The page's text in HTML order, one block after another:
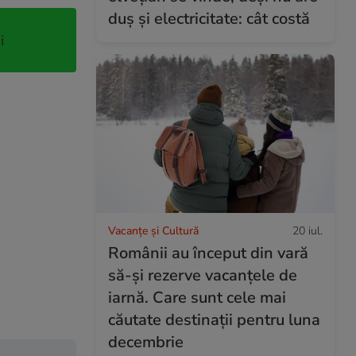
duș și electricitate: cât costă
Vacanțe și Cultură 20 iul.
Românii au început din vară
să-și rezerve vacanțele de
iarnă. Care sunt cele mai
căutate destinații pentru luna
decembrie